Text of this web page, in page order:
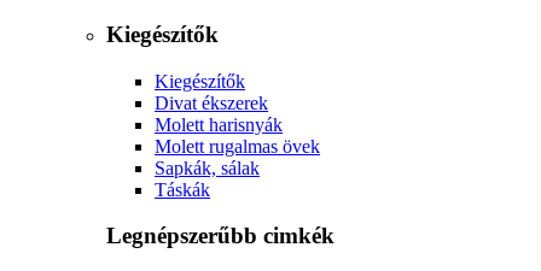
Kiegészítők
Kiegészítők
Divat ékszerek
Molett harisnyák
Molett rugalmas övek
Sapkák, sálak
Táskák
Legnépszerűbb cimkék